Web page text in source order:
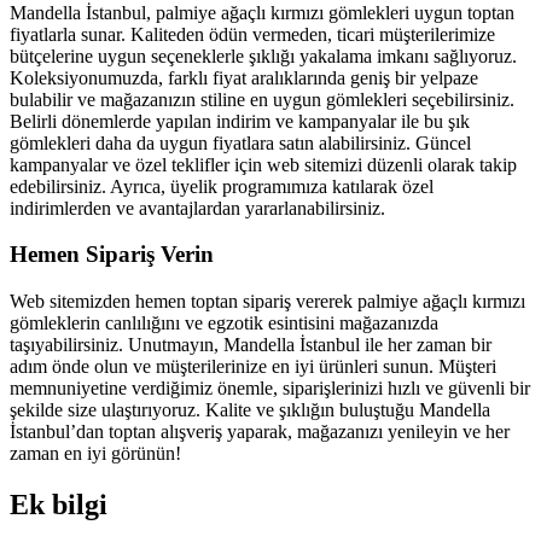
Mandella İstanbul, palmiye ağaçlı kırmızı gömlekleri uygun toptan
fiyatlarla sunar. Kaliteden ödün vermeden, ticari müşterilerimize
bütçelerine uygun seçeneklerle şıklığı yakalama imkanı sağlıyoruz.
Koleksiyonumuzda, farklı fiyat aralıklarında geniş bir yelpaze
bulabilir ve mağazanızın stiline en uygun gömlekleri seçebilirsiniz.
Belirli dönemlerde yapılan indirim ve kampanyalar ile bu şık
gömlekleri daha da uygun fiyatlara satın alabilirsiniz. Güncel
kampanyalar ve özel teklifler için web sitemizi düzenli olarak takip
edebilirsiniz. Ayrıca, üyelik programımıza katılarak özel
indirimlerden ve avantajlardan yararlanabilirsiniz.
Hemen Sipariş Verin
Web sitemizden hemen toptan sipariş vererek palmiye ağaçlı kırmızı
gömleklerin canlılığını ve egzotik esintisini mağazanızda
taşıyabilirsiniz. Unutmayın, Mandella İstanbul ile her zaman bir
adım önde olun ve müşterilerinize en iyi ürünleri sunun. Müşteri
memnuniyetine verdiğimiz önemle, siparişlerinizi hızlı ve güvenli bir
şekilde size ulaştırıyoruz. Kalite ve şıklığın buluştuğu Mandella
İstanbul’dan toptan alışveriş yaparak, mağazanızı yenileyin ve her
zaman en iyi görünün!
Ek bilgi